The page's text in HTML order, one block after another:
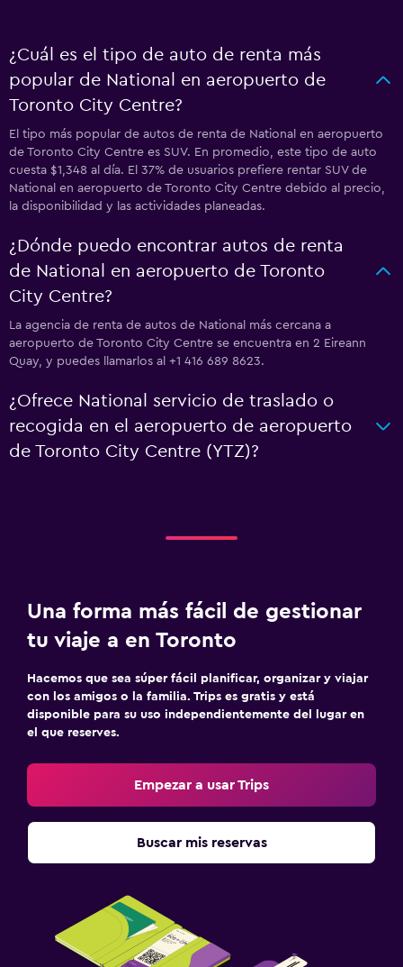
¿Cuál es el tipo de auto de renta más
popular de National en aeropuerto de
Toronto City Centre?
El tipo más popular de autos de renta de National en aeropuerto
de Toronto City Centre es SUV. En promedio, este tipo de auto
cuesta $1,348 al día. El 37% de usuarios prefiere rentar SUV de
National en aeropuerto de Toronto City Centre debido al precio,
la disponibilidad y las actividades planeadas.
¿Dónde puedo encontrar autos de renta
de National en aeropuerto de Toronto
City Centre?
La agencia de renta de autos de National más cercana a
aeropuerto de Toronto City Centre se encuentra en 2 Eireann
Quay, y puedes llamarlos al +1 416 689 8623.
¿Ofrece National servicio de traslado o
recogida en el aeropuerto de aeropuerto
de Toronto City Centre (YTZ)?
Una forma más fácil de gestionar
tu viaje a en Toronto
Hacemos que sea súper fácil planificar, organizar y viajar
con los amigos o la familia. Trips es gratis y está
disponible para su uso independientemente del lugar en
el que reserves.
Empezar a usar Trips
Buscar mis reservas